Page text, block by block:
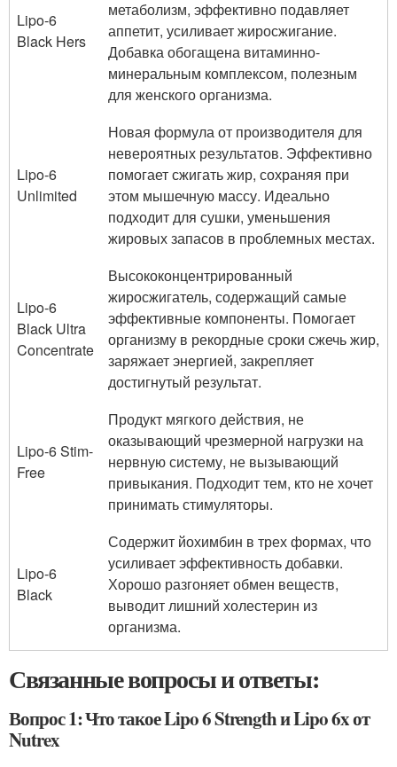
Lipo-6
Black Hers
метаболизм, эффективно подавляет
аппетит, усиливает жиросжигание.
Добавка обогащена витаминно-
минеральным комплексом, полезным
для женского организма.
Lipo-6
Unlimited
Новая формула от производителя для
невероятных результатов. Эффективно
помогает сжигать жир, сохраняя при
этом мышечную массу. Идеально
подходит для сушки, уменьшения
жировых запасов в проблемных местах.
Lipo-6
Black Ultra
Concentrate
Высококонцентрированный
жиросжигатель, содержащий самые
эффективные компоненты. Помогает
организму в рекордные сроки сжечь жир,
заряжает энергией, закрепляет
достигнутый результат.
Lipo-6 Stim-
Free
Продукт мягкого действия, не
оказывающий чрезмерной нагрузки на
нервную систему, не вызывающий
привыкания. Подходит тем, кто не хочет
принимать стимуляторы.
Lipo-6
Black
Содержит йохимбин в трех формах, что
усиливает эффективность добавки.
Хорошо разгоняет обмен веществ,
выводит лишний холестерин из
организма.
Связанные вопросы и ответы:
Вопрос 1: Что такое Lipo 6 Strength и Lipo 6x от
Nutrex